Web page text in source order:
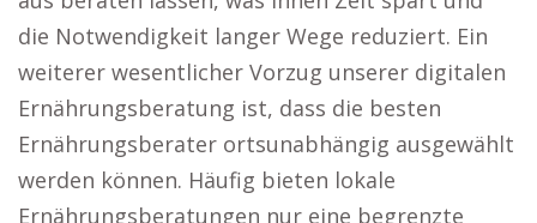
die Notwendigkeit langer Wege reduziert. Ein
weiterer wesentlicher Vorzug unserer digitalen
Ernährungsberatung ist, dass die besten
Ernährungsberater ortsunabhängig ausgewählt
werden können. Häufig bieten lokale
Ernährungsberatungen nur eine begrenzte